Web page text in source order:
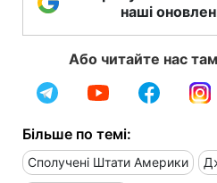
наші
Або читайте нас
Більше по темі:
Сполучені Штати Америки